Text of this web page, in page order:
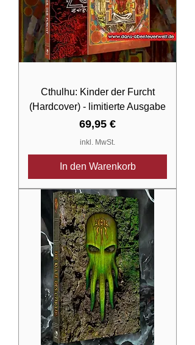
Cthulhu: Kinder der Furcht
(Hardcover) - limitierte Ausgabe
Preis
69,95 €
inkl. MwSt.
In den Warenkorb